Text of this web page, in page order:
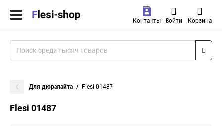
Контакты Войти Корзина
Для дюралайта Flesi 01487
Flesi 01487